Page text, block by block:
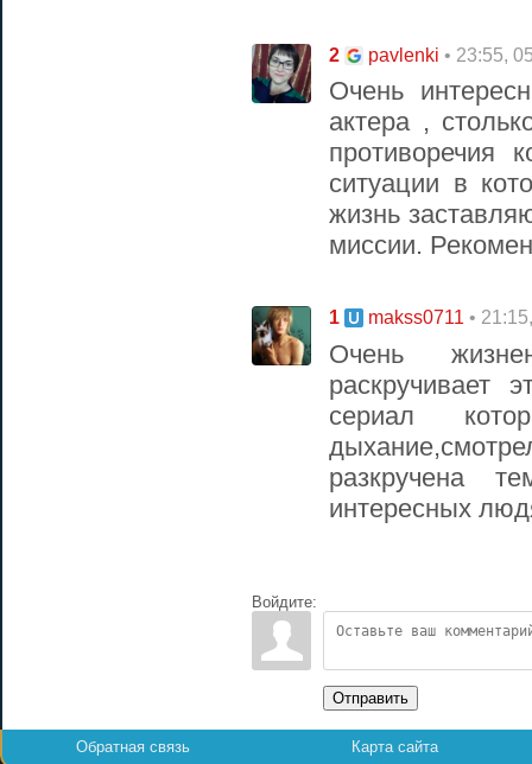
2 pavlenki • 23:55,
Очень
актера ,
противоречия
ситуации в
жизнь
миссии.
1 makss0711 •
Очень
раскручивает
сериал
разкручена
интересных
Войдите:
Отправить
Обратная связь Карта сайта